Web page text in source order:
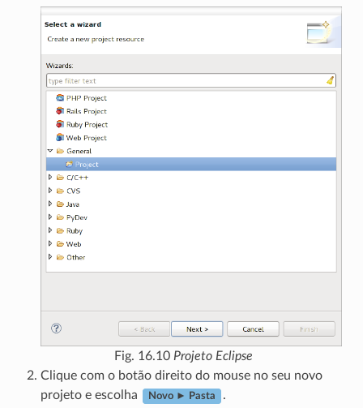
Fig. 16.10 Projeto Eclipse
Clique com o botão direito do mouse no seu novo
projeto e escolha
Novo ► Pasta
.